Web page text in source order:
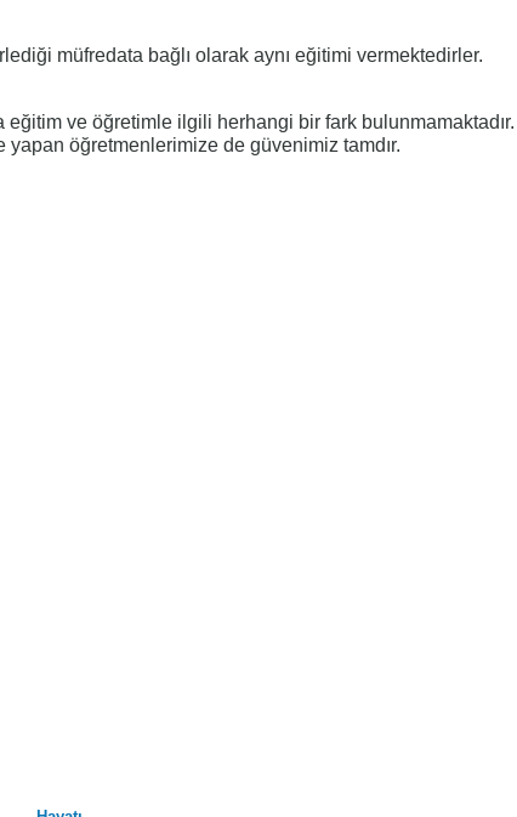
müfredata bağlı olarak aynı eğitimi vermektedirler.
eğitim ve öğretimle ilgili herhangi bir fark bulunmamaktadır.
öğretmenlerimize de güvenimiz tamdır.